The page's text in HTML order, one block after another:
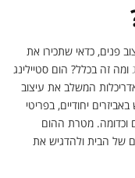
פנים, כדאי שתכירו את
ומה זה בכלל? הום סטיילינג
המשלב את עיצוב
יחודיים, בפריטי
וכדומה. מטרת ההום
של הבית ולהדגיש את